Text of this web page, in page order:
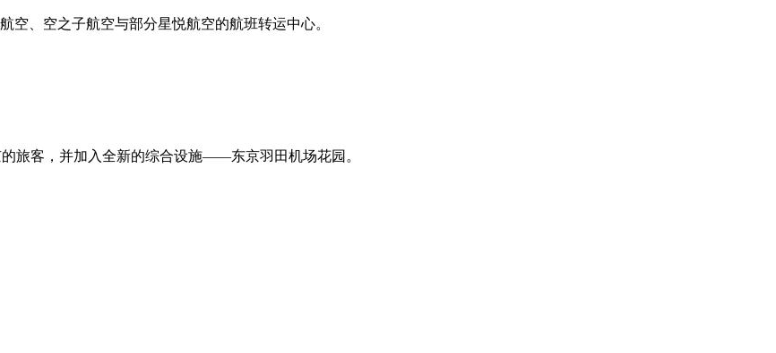
空、空之子航空与部分星悦航空的航班转运中心。
旅客，并加入全新的综合设施——东京羽田机场花园。